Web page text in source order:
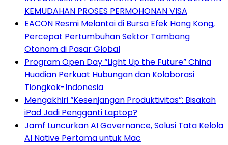
KEMUDAHAN PROSES PERMOHONAN VISA
EACON Resmi Melantai di Bursa Efek Hong Kong,
Percepat Pertumbuhan Sektor Tambang
Otonom di Pasar Global
Program Open Day “Light Up the Future” China
Huadian Perkuat Hubungan dan Kolaborasi
Tiongkok-Indonesia
Mengakhiri “Kesenjangan Produktivitas”: Bisakah
iPad Jadi Pengganti Laptop?
Jamf Luncurkan AI Governance, Solusi Tata Kelola
AI Native Pertama untuk Mac